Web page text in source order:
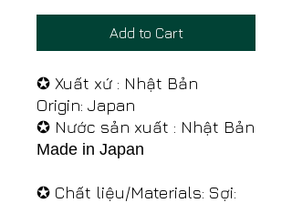
Add to Cart
✪ Xuất xứ : Nhật Bản
Origin: Japan
✪ Nước sản xuất : Nhật Bản
Made in Japan
✪ Chất liệu/Materials: Sợi: